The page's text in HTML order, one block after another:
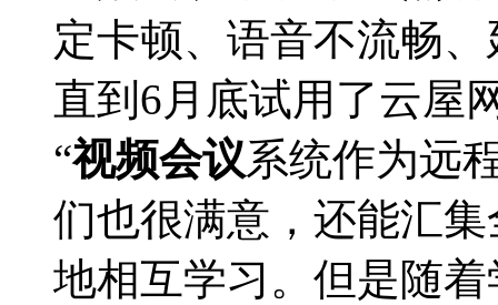
定卡顿、语音不流畅
直到6月底试用了云屋
“视频会议系统作为远
们也很满意，还能汇
地相互学习。但是随